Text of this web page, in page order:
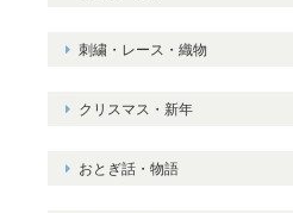
刺繍・レース・織物
クリスマス・新年
おとぎ話・物語